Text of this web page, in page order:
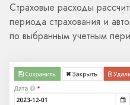
Страховые расходы
периода страхования и
по выбранным учетным